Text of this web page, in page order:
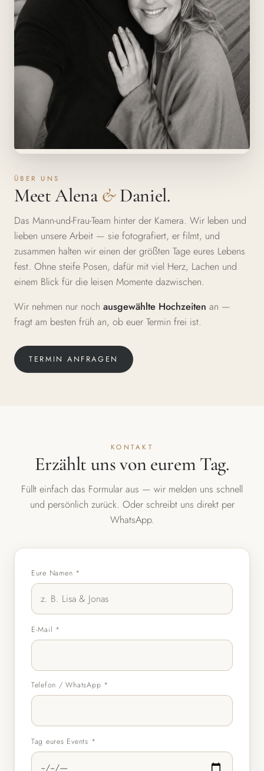
ÜBER UNS
Meet Alena&Daniel.
Das Mann-und-Frau-Team hinter der Kamera. Wir leben und
lieben unsere Arbeit — sie fotografiert, er filmt, und
zusammen halten wir einen der größten Tage eures Lebens
fest. Ohne steife Posen, dafür mit viel Herz, Lachen und
einem Blick für die leisen Momente dazwischen.
Wir nehmen nur noch ausgewählte Hochzeiten an —
fragt am besten früh an, ob euer Termin frei ist.
TERMIN ANFRAGEN
KONTAKT
Erzählt uns von eurem Tag.
Füllt einfach das Formular aus — wir melden uns schnell
und persönlich zurück. Oder schreibt uns direkt per
WhatsApp.
Eure Namen *
E-Mail *
Telefon / WhatsApp *
Tag eures Events *